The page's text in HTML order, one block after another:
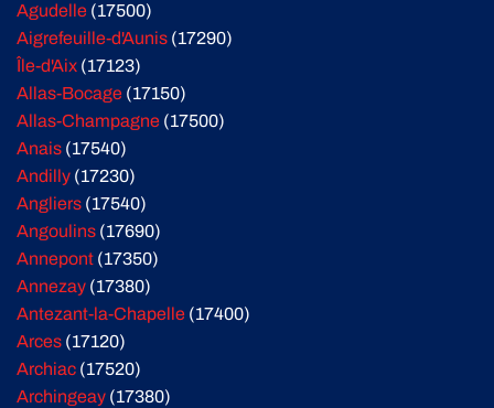
Agudelle (17500)
Aigrefeuille-d'Aunis (17290)
Île-d'Aix (17123)
Allas-Bocage (17150)
Allas-Champagne (17500)
Anais (17540)
Andilly (17230)
Angliers (17540)
Angoulins (17690)
Annepont (17350)
Annezay (17380)
Antezant-la-Chapelle (17400)
Arces (17120)
Archiac (17520)
Archingeay (17380)